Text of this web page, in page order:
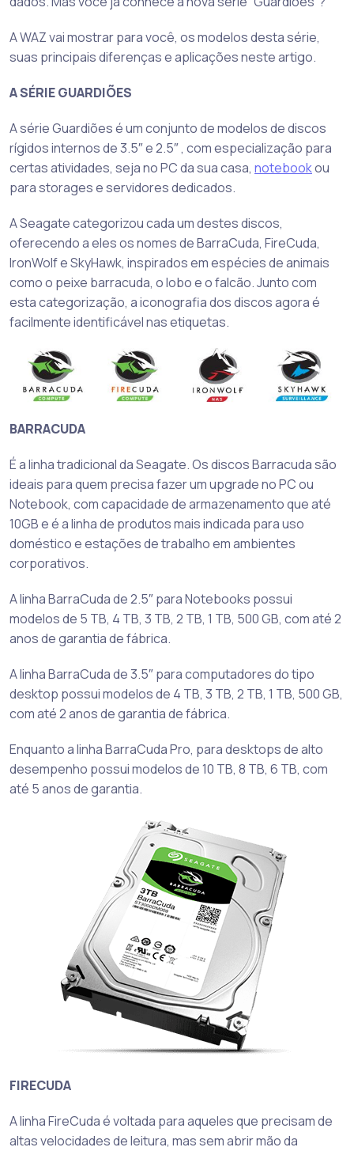
A WAZ vai mostrar para você, os modelos desta série,
suas principais diferenças e aplicações neste artigo.
A SÉRIE GUARDIÕES
A série Guardiões é um conjunto de modelos de discos
rígidos internos de 3.5″ e 2.5″ , com especialização para
certas atividades, seja no PC da sua casa, notebookou
para storages e servidores dedicados.
A Seagate categorizou cada um destes discos,
oferecendo a eles os nomes de BarraCuda, FireCuda,
IronWolf e SkyHawk, inspirados em espécies de animais
como o peixe barracuda, o lobo e o falcão. Junto com
esta categorização, a iconografia dos discos agora é
facilmente identificável nas etiquetas.
BARRACUDA
É a linha tradicional da Seagate. Os discos Barracuda são
ideais para quem precisa fazer um upgrade no PC ou
Notebook, com capacidade de armazenamento que até
10GB e é a linha de produtos mais indicada para uso
doméstico e estações de trabalho em ambientes
corporativos.
A linha BarraCuda de 2.5″ para Notebooks possui
modelos de 5 TB, 4 TB, 3 TB, 2 TB, 1 TB, 500 GB, com até 2
anos de garantia de fábrica.
A linha BarraCuda de 3.5″ para computadores do tipo
desktop possui modelos de 4 TB, 3 TB, 2 TB, 1 TB, 500 GB,
com até 2 anos de garantia de fábrica.
Enquanto a linha BarraCuda Pro, para desktops de alto
desempenho possui modelos de 10 TB, 8 TB, 6 TB, com
até 5 anos de garantia.
FIRECUDA
A linha FireCuda é voltada para aqueles que precisam de
altas velocidades de leitura, mas sem abrir mão da